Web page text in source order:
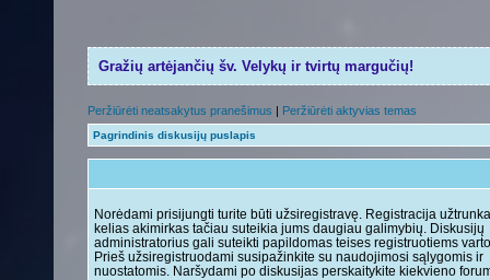
Gražių artėjančių šv. Velykų ir tvirtų margučių!
Peržiūrėti neatsakytus pranešimus | Peržiūrėti aktyvias temas
Pagrindinis diskusijų puslapis
Norėdami prisijungti turite būti užsiregistravę. Registracija
kelias akimirkas tačiau suteikia jums daugiau galimybių. Diskusijų
administratorius gali suteikti papildomas teises registruotiems
Prieš užsiregistruodami susipažinkite su naudojimosi sąlygomis ir
nuostatomis. Naršydami po diskusijas perskaitykite kiekvieno